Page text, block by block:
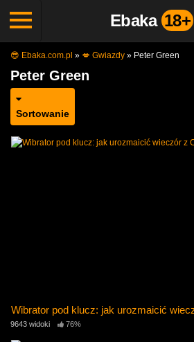
Ebaka 18+
😎 Ebaka.com.pl » 💋 Gwiazdy » Peter Green
Peter Green
Sortowanie
Wibrator pod klucz: jak urozmaicić
9643 widoki 76%